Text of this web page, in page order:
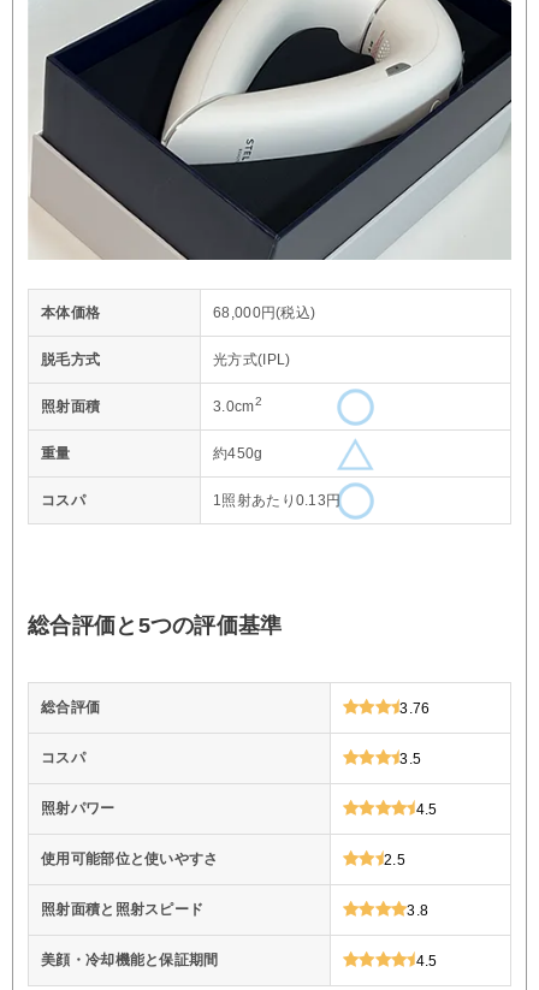
本体価格 68,000円(税込)
脱毛方式 光方式(IPL)
照射面積 3.0cm2
重量 約450g
コスパ 1照射あたり0.13円
総合評価と5つの評価基準
総合評価 3.76
コスパ 3.5
照射パワー 4.5
使用可能部位と使いやすさ 2.5
照射面積と照射スピード 3.8
美顔・冷却機能と保証期間 4.5